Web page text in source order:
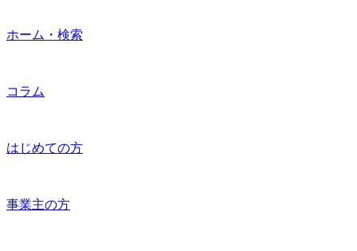
ホーム・検索
コラム
はじめての方
事業主の方